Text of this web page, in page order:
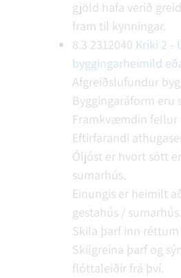
gjöld hafa verið
fram til kynningar.
8.3 2312040 Kriki 2 -
byggingarheimild
Afgreiðslufundur
Byggingaráform eru
Framkvæmdin fellur
Eftirfarandi
Óljóst er hvort sótt
sumarhús.
Einungis er heimilt
gestahús / sumarhús.
Skila þarf inn
Skilgreina þarf og
flóttaleiðir frá því.